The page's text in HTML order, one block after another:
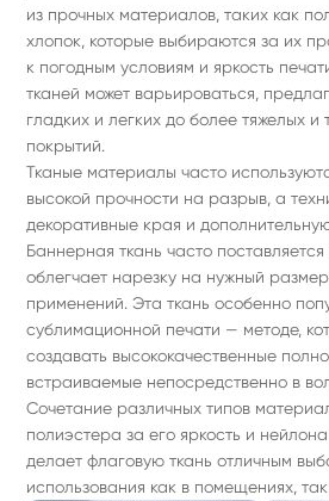
из прочных материалов, таких как
хлопок, которые выбираются за их
к погодным условиям и яркость
тканей может варьироваться,
гладких и легких до более тяжелых и
покрытий.
Тканые материалы часто
высокой прочности на разрыв, а
декоративные края и
Баннерная ткань часто
облегчает нарезку на нужный
применений. Эта ткань особенно
сублимационной печати — методе,
создавать высококачественные
встраиваемые непосредственно в
Сочетание различных типов
полиэстера за его яркость и
делает флаговую ткань отличным
использования как в помещениях,